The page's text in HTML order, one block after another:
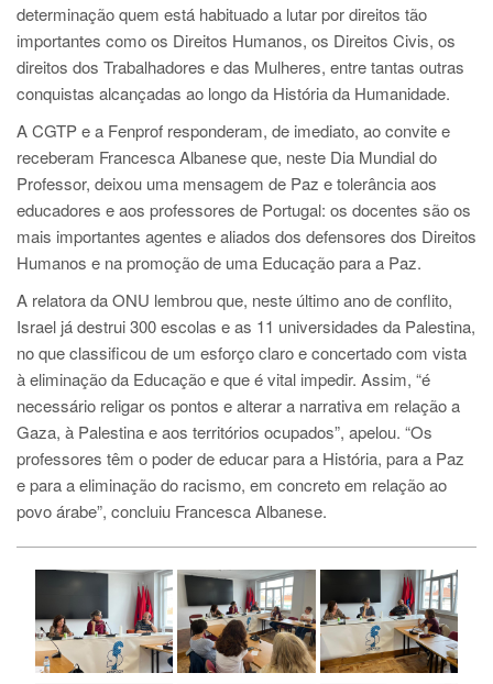
determinação quem está habituado a lutar por direitos tão
importantes como os Direitos Humanos, os Direitos Civis, os
direitos dos Trabalhadores e das Mulheres, entre tantas outras
conquistas alcançadas ao longo da História da Humanidade.
A CGTP e a Fenprof responderam, de imediato, ao convite e
receberam Francesca Albanese que, neste Dia Mundial do
Professor, deixou uma mensagem de Paz e tolerância aos
educadores e aos professores de Portugal: os docentes são os
mais importantes agentes e aliados dos defensores dos Direitos
Humanos e na promoção de uma Educação para a Paz.
A relatora da ONU lembrou que, neste último ano de conflito,
Israel já destrui 300 escolas e as 11 universidades da Palestina,
no que classificou de um esforço claro e concertado com vista
à eliminação da Educação e que é vital impedir. Assim, “é
necessário religar os pontos e alterar a narrativa em relação a
Gaza, à Palestina e aos territórios ocupados”, apelou. “Os
professores têm o poder de educar para a História, para a Paz
e para a eliminação do racismo, em concreto em relação ao
povo árabe”, concluiu Francesca Albanese.